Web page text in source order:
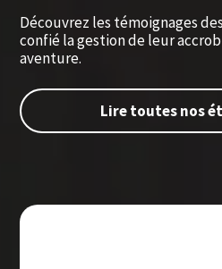
Découvrez les témoignages
confié la gestion de leur
aventure.
Lire toutes nos